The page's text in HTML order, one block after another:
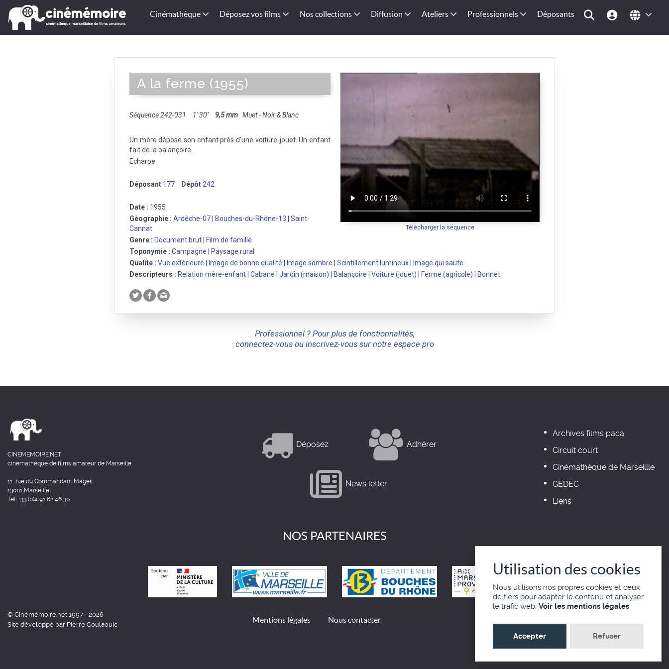
Cinémathèque Déposez vos films Nos collections Diffusion Ateliers Professionnels Déposants
Télécharger la séquence
A la ferme (1955)
Séquence 242-031 1' 30'' 9,5 mm Muet - Noir & Blanc
Un mère dépose son enfant près d'une voiture-jouet. Un enfant
fait de la balançoire.
Echarpe
Déposant 177 Dépôt 242
Date : 1955
Géographie : Ardêche-07 Bouches-du-Rhône-13
Saint-
Cannat
Genre : Document brut
Film de famille
Toponymie : Campagne
Paysage rural
Qualite : Vue extérieure Image de bonne qualité Image sombre Scintillement lumineux
Image qui saute
Descripteurs : Relation mère-enfant Cabane Jardin (maison) Balançoire Voiture (jouet) Ferme (agricole) Bonnet
Professionnel ? Pour plus de fonctionnalités,
connectez-vous ou inscrivez-vous sur notre espace pro
CINEMEMOIRE.NET
cinémathèque de films amateur de Marseille
11, rue du Commandant Mages
13001 Marseille
Tél: +33 (0)4 91 62 46 30
Déposez Adhérer
News letter
Archives films paca
Circuit court
Cinémathèque de Marseillle
GEDEC
Liens
NOS PARTENAIRES
© Cinémémoire.net 1997 - 2026
Site développé par Pierre Goulaouic
Mentions légales Nous contacter
Utilisation des cookies
Nous utilisons nos propres cookies et ceux
de tiers pour adapter le contenu et analyser
le trafic web. Voir les mentions légales
Accepter Refuser